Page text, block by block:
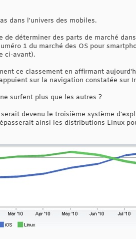
dans l'univers des mobiles.
déterminer des parts de marché
1 du marché des OS pour
ci-avant).
ce classement en affirmant
sur la navigation constatée sur
surfent plus que les autres ?
devenu le troisième système
ainsi les distributions Linux